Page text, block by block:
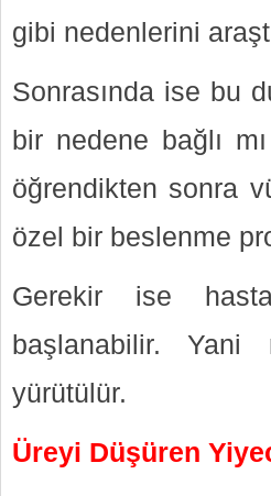
gibi nedenlerini
Sonrasında ise bu
bir nedene bağlı
öğrendikten sonra
özel bir beslenme
Gerekir ise
başlanabilir.
yürütülür.
Üreyi Düşüren